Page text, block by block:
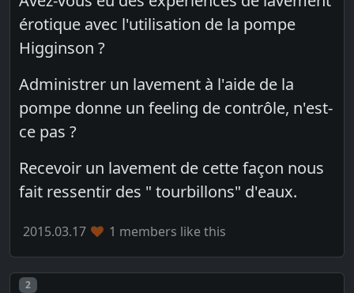
érotique avec l'utilisation de la pompe
Higginson ?
Administrer un lavement à l'aide de la
pompe donne un feeling de contrôle, n'est-
ce pas ?
Recevoir un lavement de cette façon nous
fait ressentir des " tourbillons" d'eaux.
2015.03.17 1 members like this
Post number
2